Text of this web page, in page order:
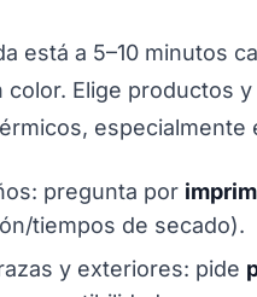
está a 5–10 minutos
color. Elige productos
especialmente
pregunta por
tiempos de secado).
y exteriores: pide